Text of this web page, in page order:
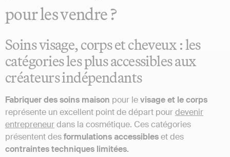
pour les vendre ?
Soins visage, corps et cheveux : les
catégories les plus accessibles aux
créateurs indépendants
Fabriquer des soins maison pour levisage et le corps
représente un excellent point de départ pourdevenir
entrepreneurdans la cosmétique. Ces catégories
présentent desformulations accessibleset des
contraintes techniques limitées.